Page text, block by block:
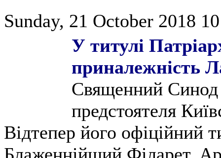
Sunday, 21 October 2018
У титулі
приналежність
Священний Синод
предстоятеля
Відтепер його офіційний
Блаженнійший Філарет,